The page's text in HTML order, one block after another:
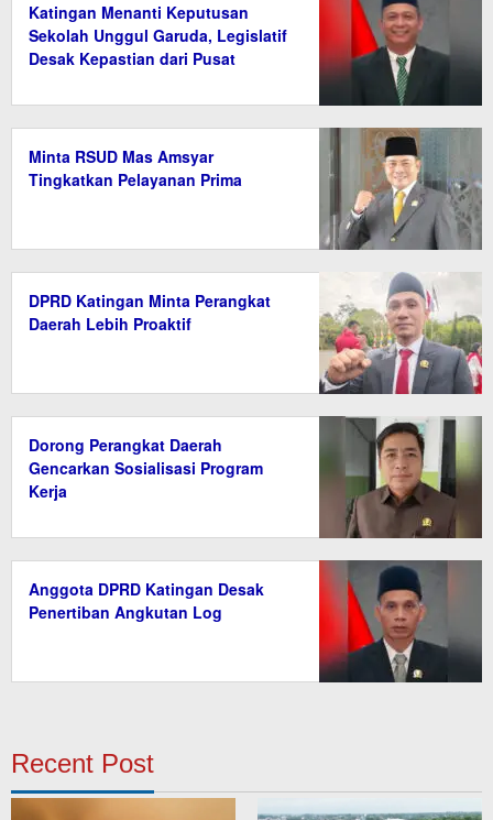
Katingan Menanti Keputusan
Sekolah Unggul Garuda, Legislatif
Desak Kepastian dari Pusat
Minta RSUD Mas Amsyar
Tingkatkan Pelayanan Prima
DPRD Katingan Minta Perangkat
Daerah Lebih Proaktif
Dorong Perangkat Daerah
Gencarkan Sosialisasi Program
Kerja
Anggota DPRD Katingan Desak
Penertiban Angkutan Log
Recent Post